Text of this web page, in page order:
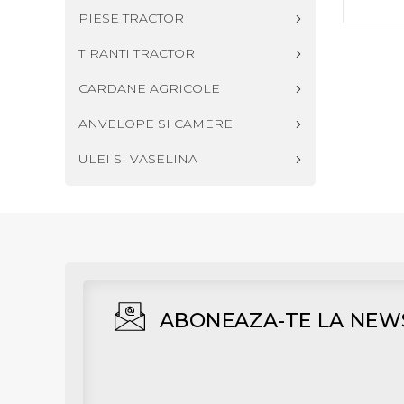
PIESE TRACTOR
TIRANTI TRACTOR
CARDANE AGRICOLE
ANVELOPE SI CAMERE
ULEI SI VASELINA
ABONEAZA-TE LA